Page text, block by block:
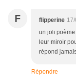
F flipperine
un joli
leur miroir
répond
Répondre